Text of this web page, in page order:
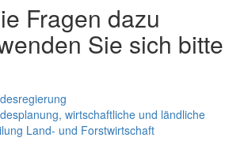
Fragen dazu
Sie sich bitte
wirtschaftliche und ländliche
Land- und Forstwirtschaft